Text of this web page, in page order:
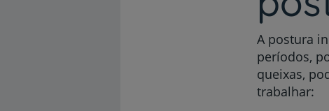
A postura
períodos,
queixas,
trabalhar: